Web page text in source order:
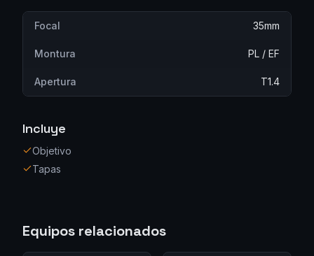
Focal 35mm
Montura PL / EF
Apertura T1.4
Incluye
Objetivo
Tapas
Equipos relacionados